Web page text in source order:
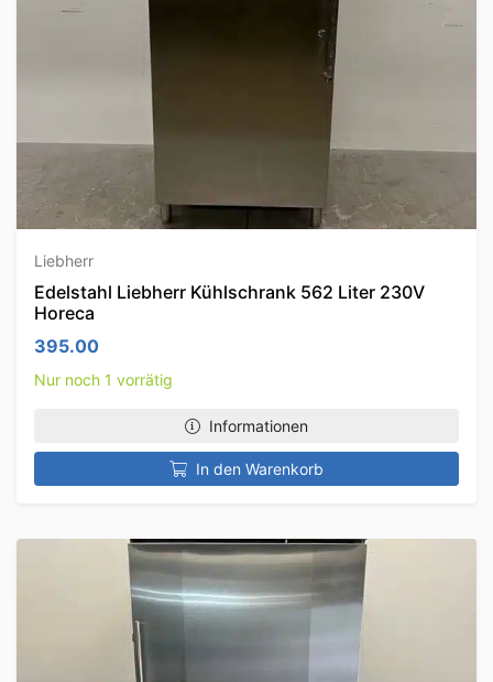
Liebherr
Edelstahl Liebherr Kühlschrank 562 Liter 230V
Horeca
395.00
Nur noch 1 vorrätig
Informationen
In den Warenkorb